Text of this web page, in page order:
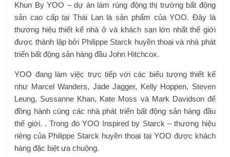
Khun By YOO – dự án làm rúng động thị trường bất động
sản cao cấp tại Thái Lan là sản phẩm của YOO. Đây là
thương hiệu thiết kế nhà ở và khách sạn lớn nhất thế giới
được thành lập bởi Philippe Starck huyền thoại và nhà phát
triển bất động sản hàng đầu John Hitchcox.
YOO đang làm việc trực tiếp với các biểu tượng thiết kế
như Marcel Wanders, Jade Jagger, Kelly Hoppen, Steven
Leung, Sussanne Khan, Kate Moss và Mark Davidson để
đồng hành cùng các nhà phát triển bất động sản hàng đầu
thế giới. . Trong đó YOO Inspired by Starck – thương hiệu
riêng của Philippe Starck huyền thoại tại YOO được khách
hàng đặc biệt ưa chuộng.